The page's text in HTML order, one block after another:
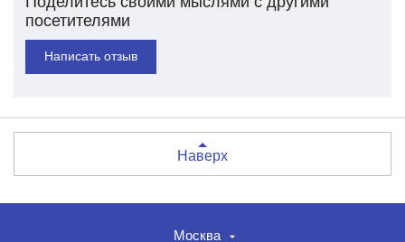
посетителями
Написать отзыв
Наверх
Москва